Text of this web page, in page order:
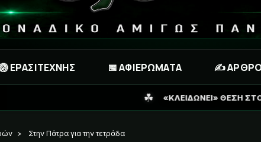
ΕΡΑΣΙΤΕΧΝΗΣ 📅 ΑΦΙΕΡΩΜΑΤΑ ✍️
«ΚΛΕΙΔΩΝΕΙ» ΘΕΣΗ ΣΤΟ ΡΟΣΤΕΡ ΤΟΥ
> Στην Πάτρα για την τετράδα